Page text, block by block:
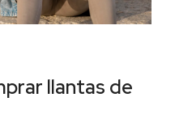
llantas de